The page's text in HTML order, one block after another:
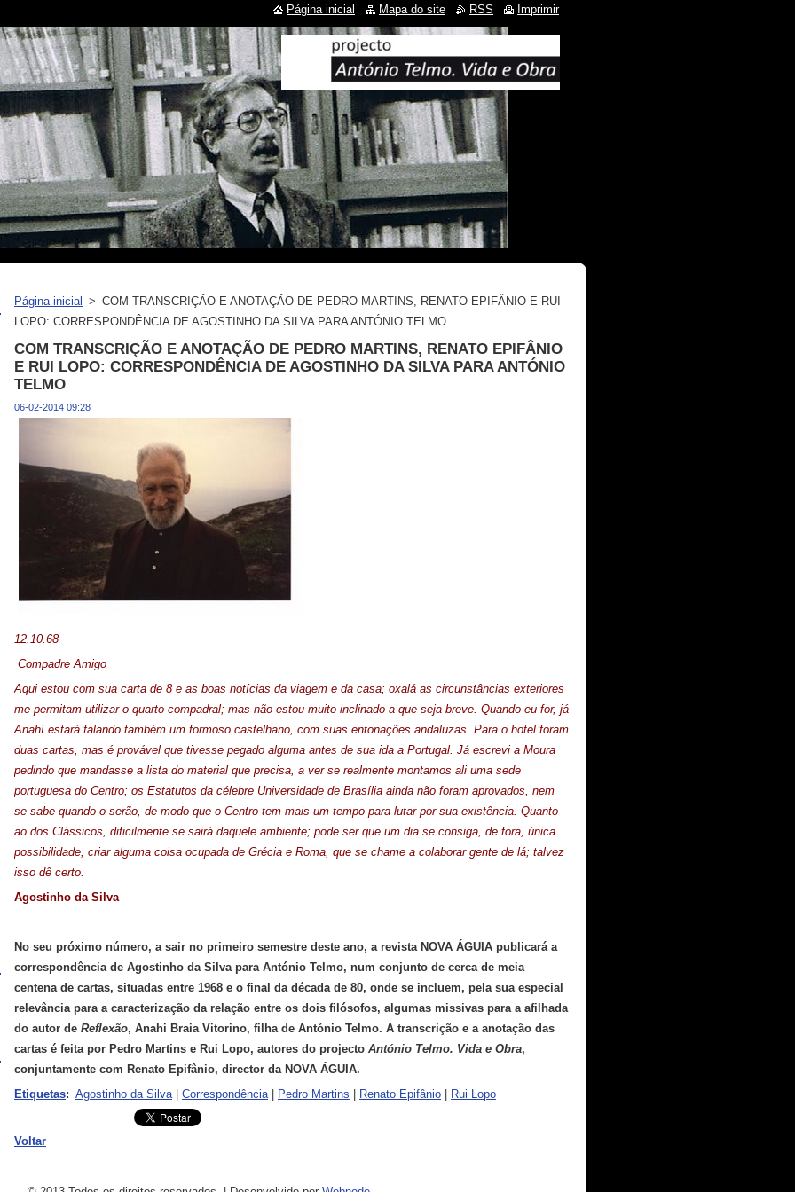
Página inicial > COM TRANSCRIÇÃO E ANOTAÇÃO DE PEDRO MARTINS, RENATO EPIFÂNIO E RUI
LOPO: CORRESPONDÊNCIA DE AGOSTINHO DA SILVA PARA ANTÓNIO TELMO
COM TRANSCRIÇÃO E ANOTAÇÃO DE PEDRO MARTINS, RENATO EPIFÂNIO
E RUI LOPO: CORRESPONDÊNCIA DE AGOSTINHO DA SILVA PARA ANTÓNIO
TELMO
06-02-2014 09:28
12.10.68
Compadre Amigo
Aqui estou com sua carta de 8 e as boas notícias da viagem e da casa; oxalá as circunstâncias exteriores
me permitam utilizar o quarto compadral; mas não estou muito inclinado a que seja breve. Quando eu for, já
Anahí estará falando também um formoso castelhano, com suas entonações andaluzas. Para o hotel foram
duas cartas, mas é provável que tivesse pegado alguma antes de sua ida a Portugal. Já escrevi a Moura
pedindo que mandasse a lista do material que precisa, a ver se realmente montamos ali uma sede
portuguesa do Centro; os Estatutos da célebre Universidade de Brasília ainda não foram aprovados, nem
se sabe quando o serão, de modo que o Centro tem mais um tempo para lutar por sua existência. Quanto
ao dos Clássicos, dificilmente se sairá daquele ambiente; pode ser que um dia se consiga, de fora, única
possibilidade, criar alguma coisa ocupada de Grécia e Roma, que se chame a colaborar gente de lá; talvez
isso dê certo.
Agostinho da Silva
No seu próximo número, a sair no primeiro semestre deste ano, a revista NOVA ÁGUIA publicará a
correspondência de Agostinho da Silva para António Telmo, num conjunto de cerca de meia
centena de cartas, situadas entre 1968 e o final da década de 80, onde se incluem, pela sua especial
relevância para a caracterização da relação entre os dois filósofos, algumas missivas para a afilhada
do autor de Reflexão, Anahi Braia Vitorino, filha de António Telmo. A transcrição e a anotação das
cartas é feita por Pedro Martins e Rui Lopo, autores do projecto António Telmo. Vida e Obra,
conjuntamente com Renato Epifânio, director da NOVA ÁGUIA.
Etiquetas: Agostinho da Silva Correspondência Pedro Martins Renato Epifânio Rui Lopo
Voltar
Página inicial Mapa do site RSS Imprimir